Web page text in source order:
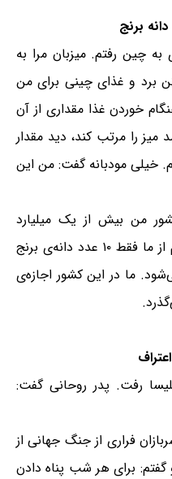
چین رفتم. میزبان مرا به
برد و غذای چینی برای من
خوردن غذا مقداری از آن
را مرتب کند، دید مقدار
خیلی مودبانه گفت: من این
من بیش از یک میلیارد
جمعیت دارد و اگر در هر روز هر کدام از ما فقط ۱۰ عدد دانه‌ی برنج
ما در این کشور اجازه‌ی
رفت. پدر روحانی گفت:
فراری از جنگ جهانی از
برای هر شب پناه دادن